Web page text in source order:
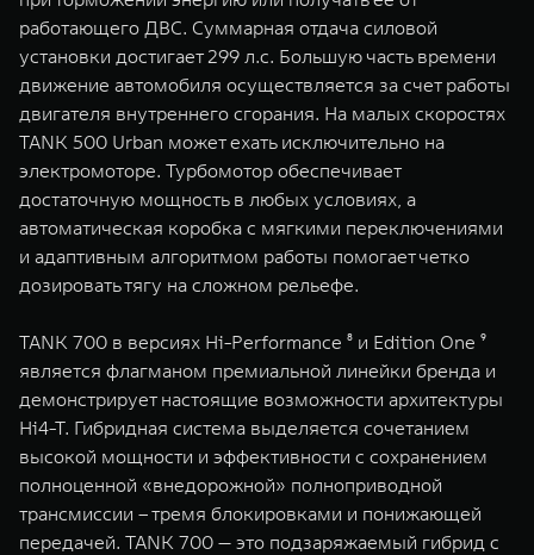
работающего ДВС. Суммарная отдача силовой
установки достигает 299 л.с. Большую часть времени
движение автомобиля осуществляется за счет работы
двигателя внутреннего сгорания. На малых скоростях
TANK 500 Urban может ехать исключительно на
электромоторе. Турбомотор обеспечивает
достаточную мощность в любых условиях, а
автоматическая коробка с мягкими переключениями
и адаптивным алгоритмом работы помогает четко
дозировать тягу на сложном рельефе.
TANK 700 в версиях Hi-Performance ⁸ и Edition One ⁹
является флагманом премиальной линейки бренда и
демонстрирует настоящие возможности архитектуры
Hi4-T. Гибридная система выделяется сочетанием
высокой мощности и эффективности с сохранением
полноценной «внедорожной» полноприводной
трансмиссии – тремя блокировками и понижающей
передачей. TANK 700 — это подзаряжаемый гибрид с